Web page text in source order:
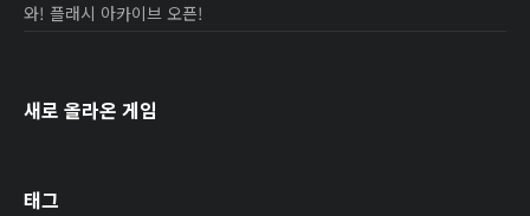
와! 플래시 아카이브 오픈!
새로 올라온 게임
태그